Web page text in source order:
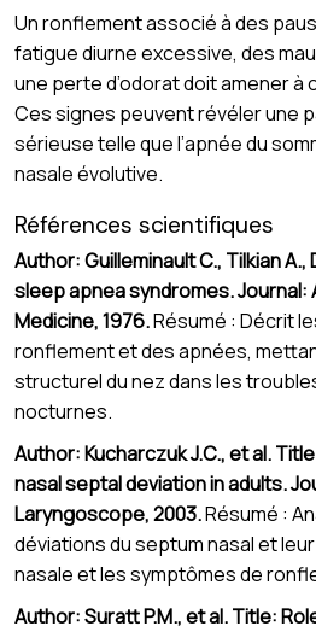
Un ronflement associé à des
fatigue diurne excessive, des
une perte d’odorat doit amener
Ces signes peuvent révéler une
sérieuse telle que l’apnée du
nasale évolutive.
Références scientifiques
Author: Guilleminault C., Tilkian
sleep apnea syndromes. Journal:
Medicine, 1976.Résumé : Décrit
ronflement et des apnées,
structurel du nez dans les
nocturnes.
Author: Kucharczuk J.C., et al.
nasal septal deviation in adults.
Laryngoscope, 2003.Résumé :
déviations du septum nasal et
nasale et les symptômes de
Author: Suratt P.M., et al. Title: